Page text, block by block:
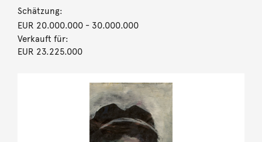
Schätzung:
EUR 20.000.000- 30.000.000
Verkauft für:
EUR 23.225.000